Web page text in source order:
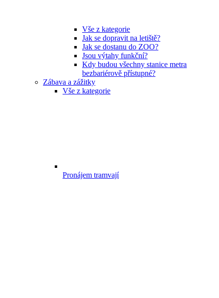
Vše z kategorie
Jak se dopravit na letiště?
Jak se dostanu do ZOO?
Jsou výtahy funkční?
Kdy budou všechny stanice metra
bezbariérově přístupné?
Zábava a zážitky
Vše z kategorie
Pronájem tramvají